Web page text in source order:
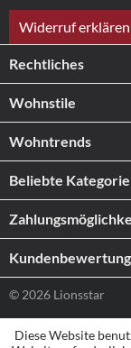
Widerruf erklären
Rechtliches
Wohnstile
Wohntrends
Beliebte
© 2026 Lionsstar
Diese Website